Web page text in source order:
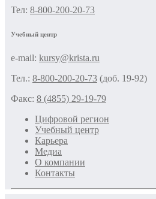
Тел: 8-800-200-20-73
Учебный центр
e-mail: kursy@krista.ru
Тел.: 8-800-200-20-73 (доб. 19-92)
Факс: 8 (4855) 29-19-79
Цифровой регион
Учебный центр
Карьера
Медиа
О компании
Контакты